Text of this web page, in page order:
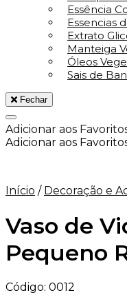
Essência
Essencias
Extrato
Manteiga
Óleos
Sais de
Fechar
Adicionar aos
Adicionar aos
Início / Decoração e
Vaso de
Pequeno
Código: 0012